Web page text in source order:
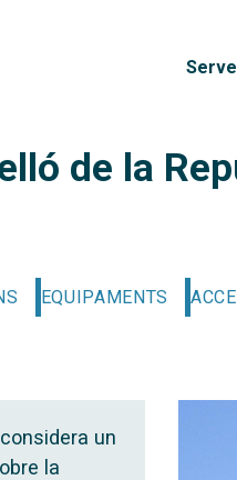
de la
EQUIPAMENTS
un
la